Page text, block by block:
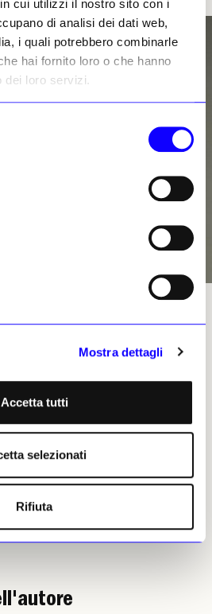
cui utilizzi il nostro sito con i
di analisi dei dati web,
i quali potrebbero combinarle
hai fornito loro o che hanno
dei loro servizi.
Mostra dettagli
Accetta tutti
selezionati
Rifiuta